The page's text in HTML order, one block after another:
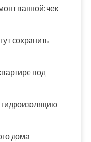
ванной: чек-
сохранить
под
дома: